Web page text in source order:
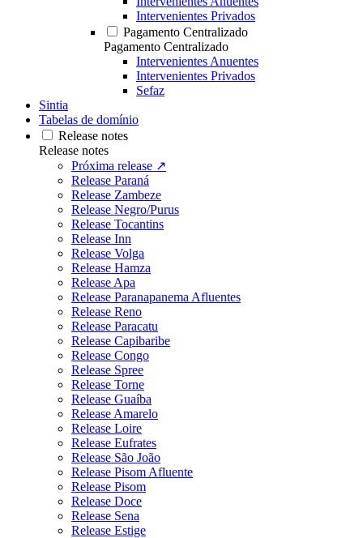
Intervenientes Privados
Pagamento Centralizado
Pagamento Centralizado
Intervenientes Anuentes
Intervenientes Privados
Sefaz
Sintia
Tabelas de domínio
Release notes
Release notes
Próxima release ↗
Release Paraná
Release Zambeze
Release Negro/Purus
Release Tocantins
Release Inn
Release Volga
Release Hamza
Release Apa
Release Paranapanema Afluentes
Release Reno
Release Paracatu
Release Capibaribe
Release Congo
Release Spree
Release Torne
Release Guaíba
Release Amarelo
Release Loire
Release Eufrates
Release São João
Release Pisom Afluente
Release Pisom
Release Doce
Release Sena
Release Estige